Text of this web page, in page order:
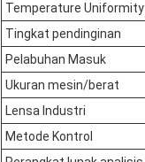
Temperature Uniformity
Tingkat pendinginan
Pelabuhan Masuk
Ukuran mesin/berat
Lensa Industri
Metode Kontrol